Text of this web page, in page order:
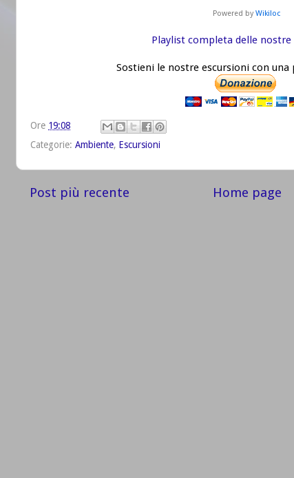
Powered by Wikiloc
Playlist completa delle nostre
Sostieni le nostre escursioni con una
Ore 19:08
Categorie: Ambiente, Escursioni
Post più recente Home page